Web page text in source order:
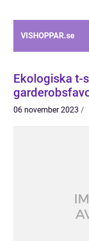
VISHOPPAR.se
Ekologiska t-
06 november 2023